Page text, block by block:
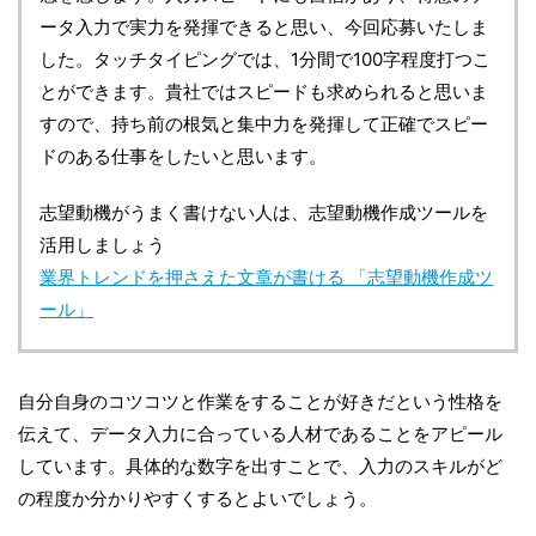
ータ入力で実力を発揮できると思い、今回応募いたしま
した。タッチタイピングでは、1分間で100字程度打つこ
とができます。貴社ではスピードも求められると思いま
すので、持ち前の根気と集中力を発揮して正確でスピー
ドのある仕事をしたいと思います。
志望動機がうまく書けない人は、志望動機作成ツールを
活用しましょう
業界トレンドを押さえた文章が書ける 「志望動機作成ツ
ール」
自分自身のコツコツと作業をすることが好きだという性格を
伝えて、データ入力に合っている人材であることをアピール
しています。具体的な数字を出すことで、入力のスキルがど
の程度か分かりやすくするとよいでしょう。